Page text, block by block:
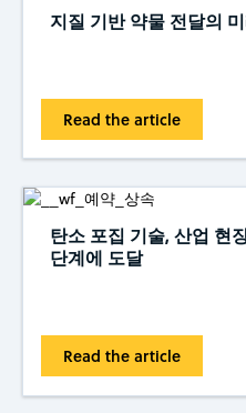
지질 기반 약물 전달의
Read the article
탄소 포집 기술, 산업 현
단계에 도달
Read the article